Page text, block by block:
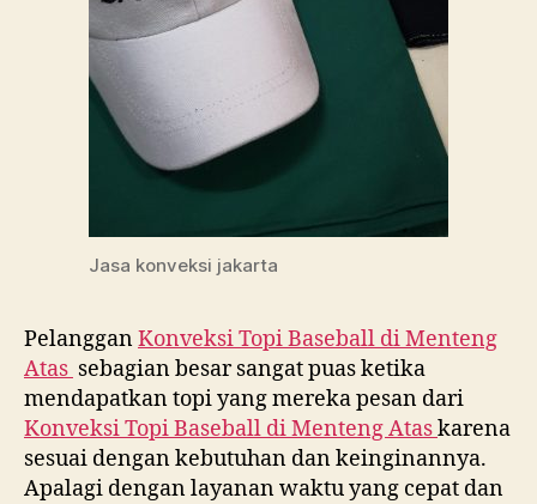
Jasa konveksi jakarta
PelangganKonveksi Topi Baseball diMenteng
Atas sebagian besar sangat puas ketika
mendapatkan topi yang mereka pesan dari
Konveksi Topi Baseball diMenteng Ataskarena
sesuai dengan kebutuhan dan keinginannya.
Apalagi dengan layanan waktu yang cepat dan